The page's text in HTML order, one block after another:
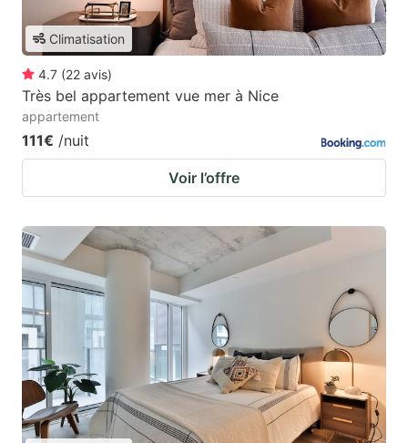
Climatisation
4.7 (22 avis)
Très bel appartement vue mer à Nice
appartement
111€ /nuit
Voir l’offre